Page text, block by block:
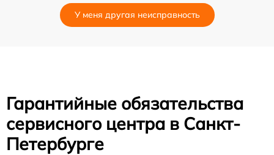
У меня другая неисправность
Гарантийные обязательства
сервисного центра в Санкт-
Петербурге